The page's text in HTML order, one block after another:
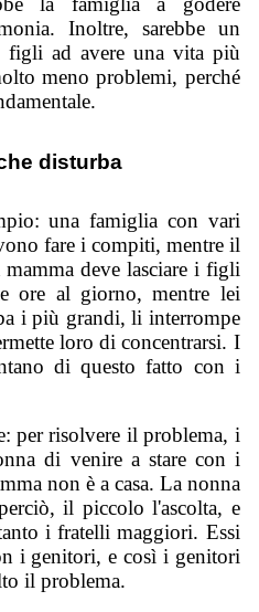
Inoltre, sarebbe un
ad avere una vita più
meno problemi, perché
disturba
una famiglia con vari
fare i compiti, mentre il
deve lasciare i figli
ore al giorno, mentre lei
i più grandi, li interrompe
loro di concentrarsi. I
di questo fatto con i
per risolvere il problema, i
di venire a stare con i
non è a casa. La nonna
il piccolo l'ascolta, e
i fratelli maggiori. Essi
i genitori, e così i genitori
il problema.